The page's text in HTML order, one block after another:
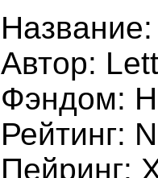
Автор:
Фэндом:
Рейтинг:
Пейринг: